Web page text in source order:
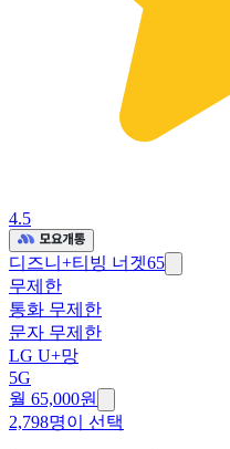
4.5
디즈니+티빙 너겟65
무제한
통화 무제한
문자 무제한
LG U+망
5G
월 65,000원
2,798명이 선택